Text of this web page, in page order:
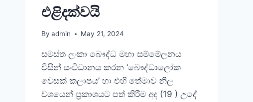
එළිදක්වයි
By admin May 21, 2024
සමස්ත ලංකා බෞද්ධ මහා සම්මේලනය
විසින් සංවිධානය කරන ‘බෞද්ධාලෝක
වෙසක් කලාපය’ හා එහි තේමාව නිල
වශයෙන් ප්‍රකාශයට පත් කිරීම අද (19 ) උදේ